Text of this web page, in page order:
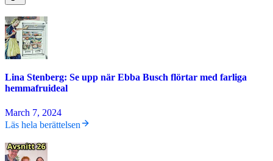
Lina Stenberg: Se upp när Ebba Busch flörtar med farliga
hemmafruideal
March 7, 2024
Läs hela berättelsen